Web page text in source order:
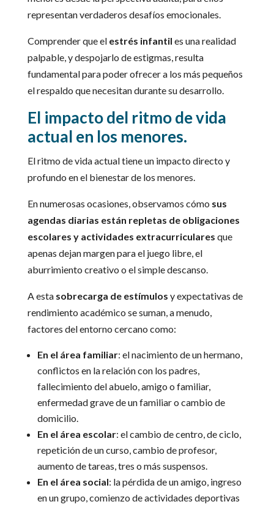
representan verdaderos desafíos emocionales.
Comprender que el estrés infantil es una realidad
palpable, y despojarlo de estigmas, resulta
fundamental para poder ofrecer a los más pequeños
el respaldo que necesitan durante su desarrollo.
El impacto del ritmo de vida
actual en los menores.
El ritmo de vida actual tiene un impacto directo y
profundo en el bienestar de los menores.
En numerosas ocasiones, observamos cómo sus
agendas diarias están repletas de obligaciones
escolares y actividades extracurriculares que
apenas dejan margen para el juego libre, el
aburrimiento creativo o el simple descanso.
A esta sobrecarga de estímulos y expectativas de
rendimiento académico se suman, a menudo,
factores del entorno cercano como:
En el área familiar: el nacimiento de un hermano,
conflictos en la relación con los padres,
fallecimiento del abuelo, amigo o familiar,
enfermedad grave de un familiar o cambio de
domicilio.
En el área escolar: el cambio de centro, de ciclo,
repetición de un curso, cambio de profesor,
aumento de tareas, tres o más suspensos.
En el área social: la pérdida de un amigo, ingreso
en un grupo, comienzo de actividades deportivas